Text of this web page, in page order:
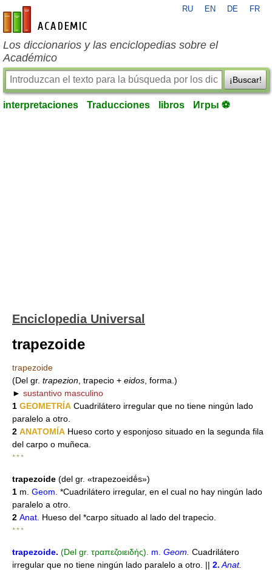
es-academic.com
RU EN DE FR
Los diccionarios y las enciclopedias sobre el
Académico
¡Buscar!
interpretaciones Traducciones libros Игры ⚽
Enciclopedia Universal
trapezoide
trapezoide
(Del gr. trapezion , trapecio + eidos , forma.)
► sustantivo masculino
1 GEOMETRÍA Cuadrilátero irregular que no tiene ningún lado
paralelo a otro.
2 ANATOMÍA Hueso corto y esponjoso situado en la segunda fila
del carpo o muñeca.
* * *
trapezoide (del gr. «trapezoeidḗs»)
1 m. Geom. *Cuadrilátero irregular, en el cual no hay ningún lado
paralelo a otro.
2 Anat. Hueso del *carpo situado al lado del trapecio.
* * *
trapezoide. (Del gr. τραπεζοιειδής). m. Geom. Cuadrilátero
irregular que no tiene ningún lado paralelo a otro. || 2. Anat.